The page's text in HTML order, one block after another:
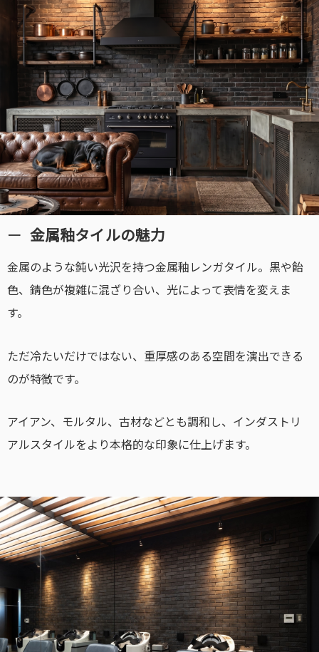
金属釉タイルの魅力
金属のような鈍い光沢を持つ金属釉レンガタイル。黒や飴
色、錆色が複雑に混ざり合い、光によって表情を変えま
す。
ただ冷たいだけではない、重厚感のある空間を演出できる
のが特徴です。
アイアン、モルタル、古材などとも調和し、インダストリ
アルスタイルをより本格的な印象に仕上げます。